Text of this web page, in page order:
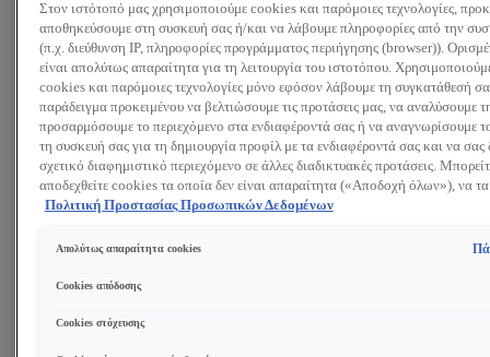
Αναζητώ:
Προϊόντα
Συμβουλές και Τάσεις
Περιποίηση Προσώπου
Κρέμα ημέρας
Κρέμα νύχτας
Κρέμα ματιών
Ορός προσώπου
Μάσκα Προσώπου
Καθαρισμός Προσώπου
Τονωτική λοσιόν
Ντεμακιγιάζ
Στον ιστότοπό μας χρησιμοποιούμε cookies και παρόμοιες τεχνολογίες,
αποθηκεύσουμε στη συσκευή σας ή/και να λάβουμε πληροφορίες από την
(π.χ. διεύθυνση IP, πληροφορίες προγράμματος περιήγησης (browser)).
είναι απολύτως απαραίτητα για τη λειτουργία του ιστοτόπου.
cookies και παρόμοιες τεχνολογίες μόνο εφόσον λάβουμε τη συγκατάθεσή
παράδειγμα προκειμένου να βελτιώσουμε τις προτάσεις μας, να αναλύσουμε
προσαρμόσουμε το περιεχόμενο στα ενδιαφέροντά σας ή να αναγνωρίσουμε
τη συσκευή σας για τη δημιουργία προφίλ με τα ενδιαφέροντά σας και να σας
σχετικό διαφημιστικό περιεχόμενο σε άλλες διαδικτυακές προτάσεις.
αποδεχθείτε cookies τα οποία δεν είναι απαραίτητα («Αποδοχή όλων»), να τα
(«Απόρριψη όλων») ή να ρυθμίσετε και να αποθηκεύσετε τις επιλογές σας
επιλογές σας (επιλέγοντας το link «Ρυθμίσεις για τα cookies»). Περισσότερες
Πολιτική Προστασίας Προσωπικών Δεδομένων
Απολύτως απαραίτητα cookies
Cookies απόδοσης
Cookies στόχευσης